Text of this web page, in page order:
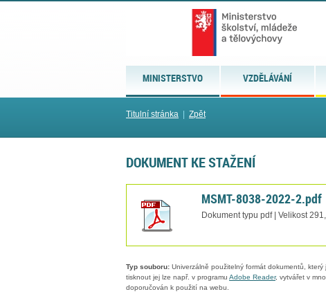
MINISTERSTVO VZDĚLÁVÁNÍ
Titulní stránka Zpět
DOKUMENT KE STAŽENÍ
MSMT-8038-2022-2.pdf
Dokument typu pdf | Velikost
Typ souboru: Univerzálně použitelný formát dokumentů,
tisknout jej lze např. v programu Adobe Reader, vytvářet v
doporučován k použití na webu.